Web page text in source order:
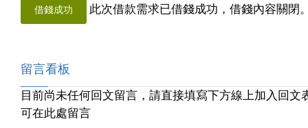
借錢成功 此次借款需求已借錢成功，借錢內容關閉
留言看板
目前尚未任何回文留言，請直接填寫下方線上加入回文
可在此處留言